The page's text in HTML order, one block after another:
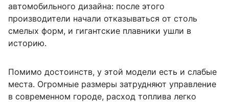
автомобильного дизайна: после этого
производители начали отказываться от столь
смелых форм, и гигантские плавники ушли в
историю.
Помимо достоинств, у этой модели есть и слабые
места. Огромные размеры затрудняют управление
в современном городе, расход топлива легко